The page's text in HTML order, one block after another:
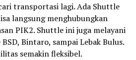
transportasi lagi. Ada Shuttle
langsung menghubungkan
PIK2. Shuttle ini juga melayani
Bintaro, sampai Lebak Bulus.
semakin fleksibel.